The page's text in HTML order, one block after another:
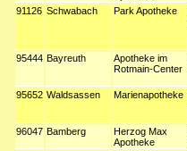
91126 Schwabach Park Apotheke
95444 Bayreuth
Apotheke im
Rotmain-Center
95652 Waldsassen Marienapotheke
96047 Bamberg
Herzog Max
Apotheke